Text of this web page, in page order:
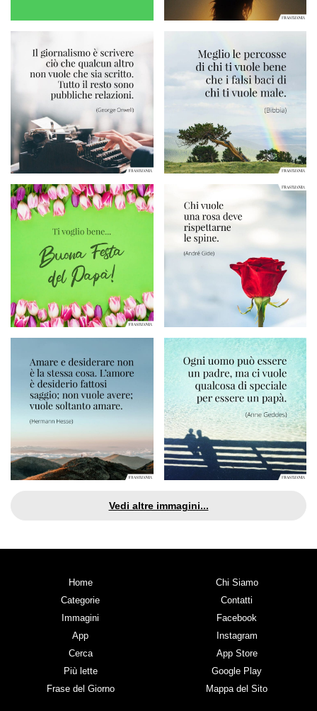
Vedi altre immagini...
Home
Categorie
Immagini
App
Cerca
Più lette
Frase del Giorno
Chi Siamo
Contatti
Facebook
Instagram
App Store
Google Play
Mappa del Sito